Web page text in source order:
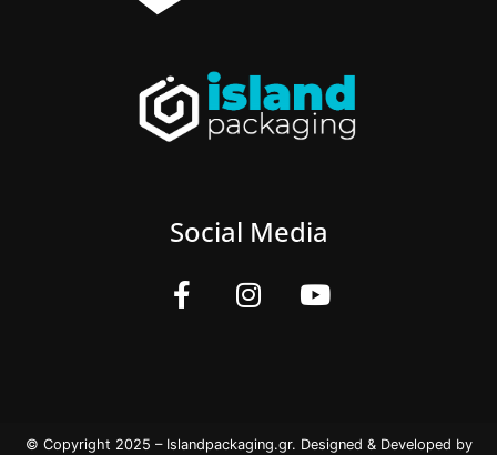
Social Media
© Copyright 2025 – Islandpackaging.gr. Designed & Developed by